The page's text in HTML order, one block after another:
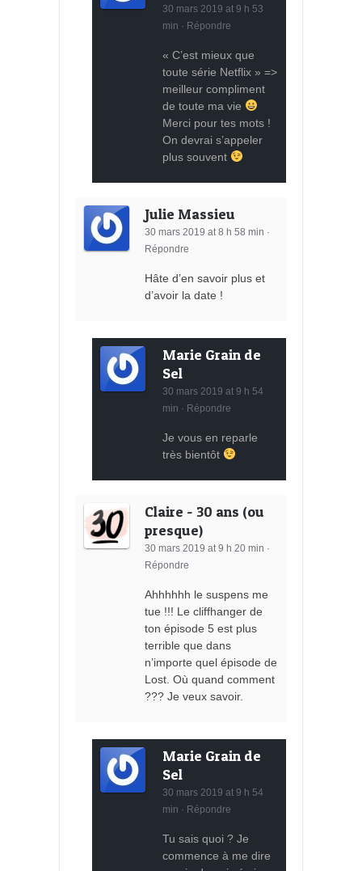
30 mars 2019 at 9 h 53
min · Répondre
« C’est mieux que
toute série Netflix » =>
meilleur compliment
de toute ma vie
Merci pour tes mots !
On devrai s’appeler
plus souvent
Julie Massieu
30 mars 2019 at 8 h 58 min ·
Répondre
Hâte d’en savoir plus et
d’avoir la date !
Marie Grain de
Sel
30 mars 2019 at 9 h 54
min · Répondre
Je vous en reparle
très bientôt
Claire - 30 ans (ou
presque)
30 mars 2019 at 9 h 20 min ·
Répondre
Ahhhhhh le suspens me
tue !!! Le cliffhanger de
ton épisode 5 est plus
terrible que dans
n’importe quel épisode de
Lost. Où quand comment
??? Je veux savoir.
Marie Grain de
Sel
30 mars 2019 at 9 h 54
min · Répondre
Tu sais quoi ? Je
commence à me dire